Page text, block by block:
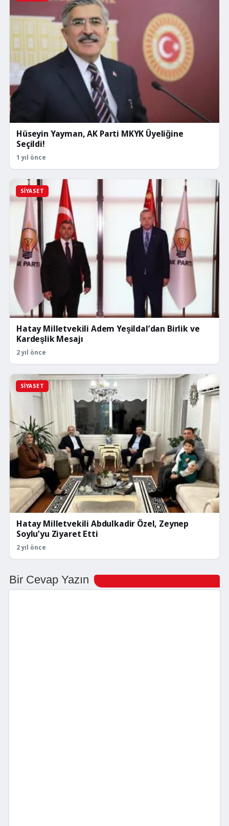
Hüseyin Yayman, AK Parti MKYK Üyeliğine
Seçildi!
1 yıl önce
SIYASET
Hatay Milletvekili Adem Yeşildal’dan Birlik ve
Kardeşlik Mesajı
2 yıl önce
SIYASET
Hatay Milletvekili Abdulkadir Özel, Zeynep
Soylu’yu Ziyaret Etti
2 yıl önce
Bir Cevap Yazın